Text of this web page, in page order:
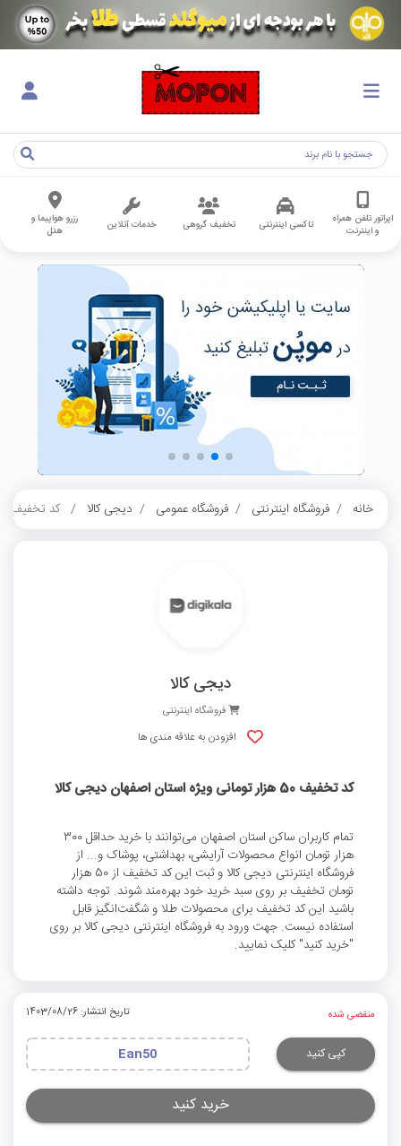
اپراتور تلفن همراه
و اینترنت
تاکسی اینترنتی تخفیف گروهی خدمات آنلاین
رزرو هواپیما و
هتل
خانه فروشگاه اینترنتی فروشگاه عمومی دیجی کالا کد تخفیف 50 هزار تومانی ویژه استان اصفهان دیجی کالا
دیجی کالا
فروشگاه اینترنتی
افزودن به علاقه مندی ها
کد تخفیف 50 هزار تومانی ویژه استان اصفهان دیجی کالا
تمام کاربران ساکن استان اصفهان می‌توانند با خرید حداقل 300
هزار تومان انواع محصولات آرایشی، بهداشتی، پوشاک و... از
فروشگاه اینترنتی دیجی کالا و ثبت این کد تخفیف از 50 هزار
تومان تخفیف بر روی سبد خرید خود بهره‌مند شوند. توجه داشته
باشید این کد تخفیف برای محصولات طلا و شگفت‌انگیز قابل
استفاده نیست. جهت ورود به فروشگاه اینترنتی دیجی کالا بر روی
"خرید کنید" کلیک نمایید.
منقضی شده تاریخ انتشار: 1403/08/26
کپی کنید Ean50
خرید کنید